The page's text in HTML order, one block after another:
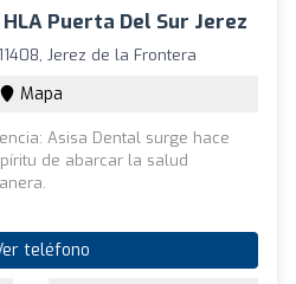
Puerta Del Sur Jerez
Jerez de la Frontera
Mapa
Asisa Dental surge hace
de abarcar la salud
teléfono